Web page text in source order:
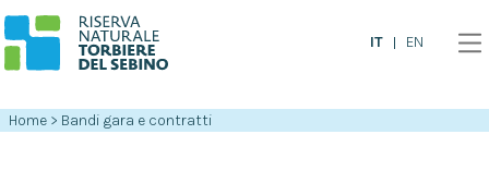
IT EN
Home > Bandi gara e contratti